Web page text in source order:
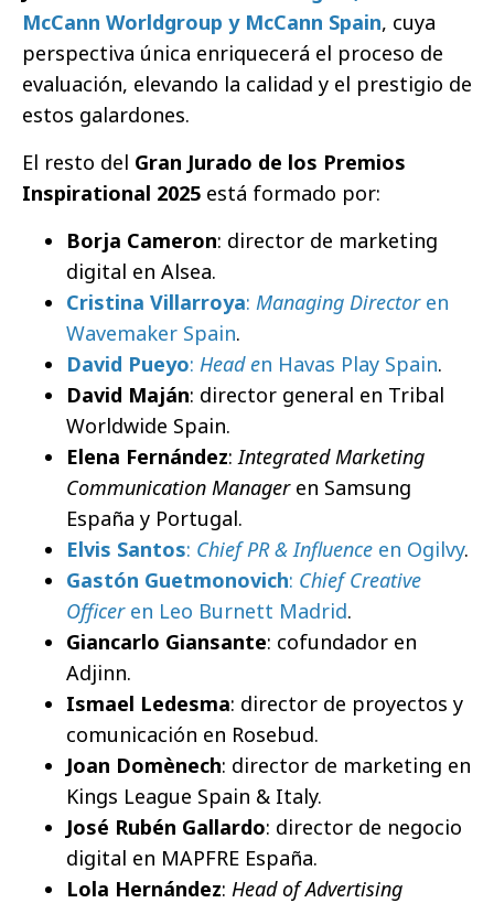
McCann Worldgroup y McCann Spain, cuya
perspectiva única enriquecerá el proceso de
evaluación, elevando la calidad y el prestigio de
estos galardones.
El resto del Gran Jurado de los Premios
Inspirational 2025 está formado por:
Borja Cameron: director de marketing
digital en Alsea.
Cristina Villarroya: Managing Directoren
Wavemaker Spain.
David Pueyo: Head en Havas Play Spain.
David Maján: director general en Tribal
Worldwide Spain.
Elena Fernández: Integrated Marketing
Communication Manageren Samsung
España y Portugal.
Elvis Santos: Chief PR & Influence en Ogilvy.
Gastón Guetmonovich: Chief Creative
Officeren Leo Burnett Madrid.
Giancarlo Giansante: cofundador en
Adjinn.
Ismael Ledesma: director de proyectos y
comunicación en Rosebud.
Joan Domènech: director de marketing en
Kings League Spain & Italy.
José Rubén Gallardo: director de negocio
digital en MAPFRE España.
Lola Hernández: Head of Advertising